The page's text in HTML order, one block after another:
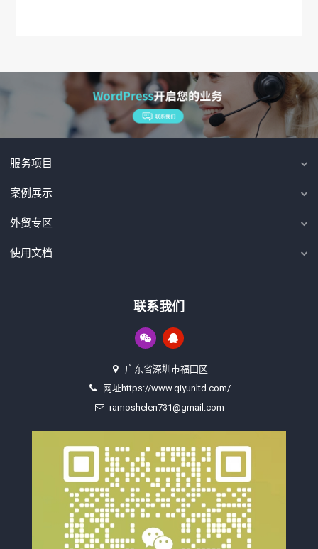
服务项目
案例展示
外贸专区
使用文档
联系我们
广东省深圳市福田区
网址https://www.qiyunltd.com/
ramoshelen731@gmail.com